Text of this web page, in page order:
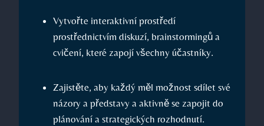
Vytvořte interaktivní prostředí
prostřednictvím diskuzí, brainstormingů a
cvičení, které zapojí všechny účastníky.
Zajistěte, aby každý měl možnost sdílet své
názory a představy a aktivně se zapojit do
plánování a strategických rozhodnutí.